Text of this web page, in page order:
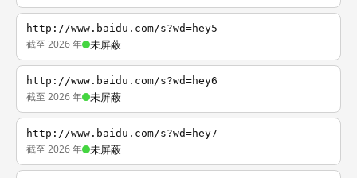
http://www.baidu.com/s?wd=hey5
截至 2026 年 未屏蔽
http://www.baidu.com/s?wd=hey6
截至 2026 年 未屏蔽
http://www.baidu.com/s?wd=hey7
截至 2026 年 未屏蔽